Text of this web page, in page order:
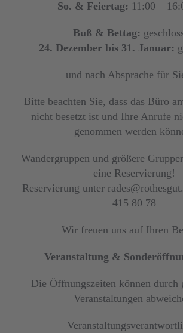
So. & Feiertag: 11:00 –
Buß & Bettag:
24. Dezember bis 31. Januar:
und nach Absprache für
Bitte beachten Sie, dass das Büro
nicht besetzt ist und Ihre Anrufe
genommen werden
Wandergruppen und größere
eine Reservierung!
Reservierung unter
415 80 78
Wir freuen uns auf Ihren
Veranstaltung &
Die Öffnungszeiten können durch
Veranstaltungen